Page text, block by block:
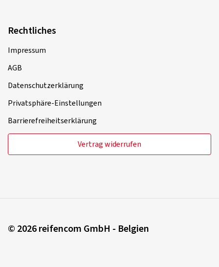
Rechtliches
Impressum
AGB
Datenschutzerklärung
Privatsphäre-Einstellungen
Barrierefreiheitserklärung
Vertrag widerrufen
© 2026 reifencom GmbH - Belgien